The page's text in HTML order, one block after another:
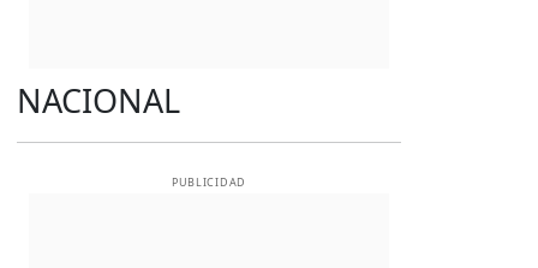
NACIONAL
PUBLICIDAD